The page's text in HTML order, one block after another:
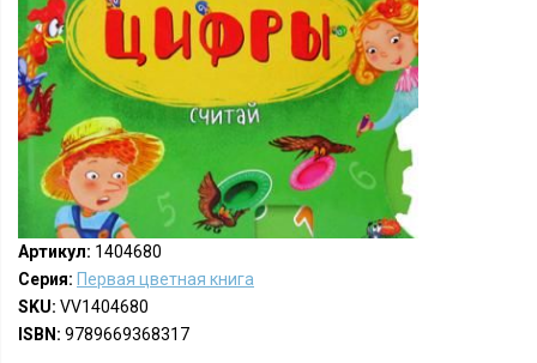
Артикул: 1404680
Серия: Первая цветная книга
SKU: VV1404680
ISBN: 9789669368317